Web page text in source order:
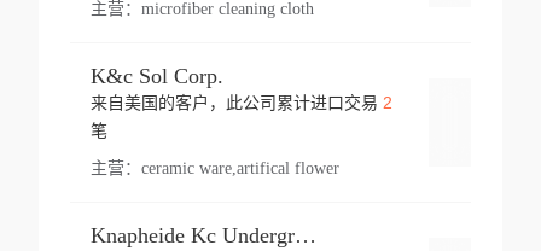
主营： microfiber cleaning cloth
K&c Sol Corp.
来自美国的客户，此公司累计进口交易 2
笔
主营： ceramic ware,artifical flower
Knapheide Kc Underground